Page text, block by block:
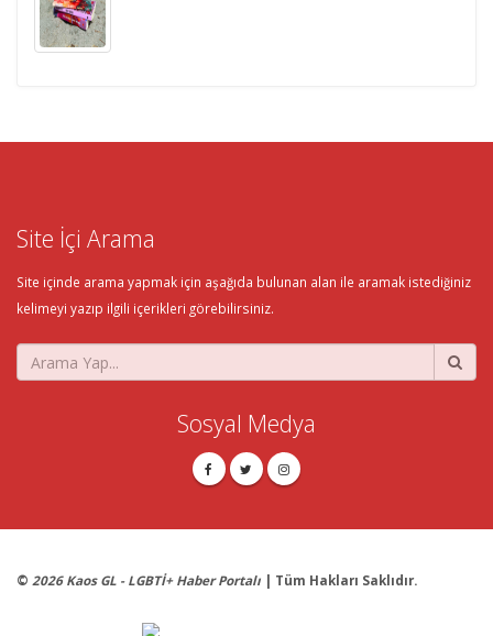
Site İçi Arama
Site içinde arama yapmak için aşağıda bulunan alan ile aramak istediğiniz
kelimeyi yazıp ilgili içerikleri görebilirsiniz.
Sosyal Medya
© 2026 Kaos GL - LGBTİ+ Haber Portalı | Tüm Hakları Saklıdır.